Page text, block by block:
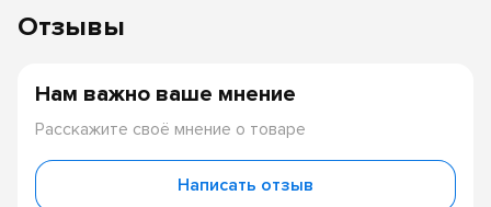
Отзывы
Нам важно ваше мнение
Расскажите своё мнение о товаре
Написать отзыв